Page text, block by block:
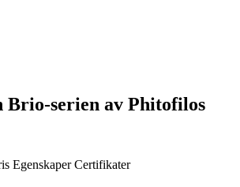
serien av Phitofilos
Egenskaper Certifikater